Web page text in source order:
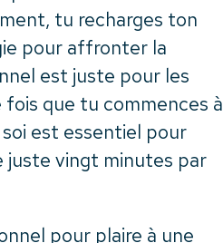
tu recharges ton
pour affronter la
est juste pour les
que tu commences à
est essentiel pour
juste vingt minutes par
pour plaire à une